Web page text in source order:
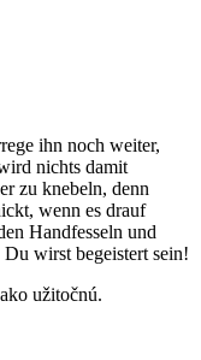
ihn noch weiter,
nichts damit
zu knebeln, denn
wenn es drauf
Handfesseln und
wirst begeistert sein!
užitočnú.